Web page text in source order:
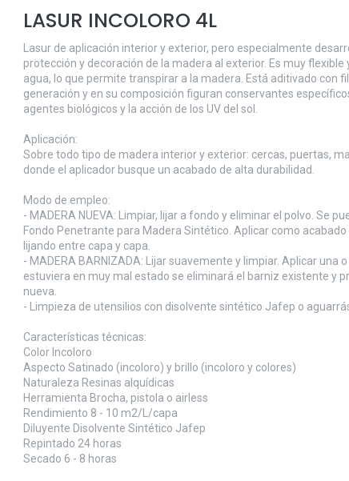
LASUR INCOLORO 4L
Lasur de aplicación interior y exterior, pero especialmente
protección y decoración de la madera al exterior. Es muy flexible
agua, lo que permite transpirar a la madera. Está aditivado con
generación y en su composición figuran conservantes
agentes biológicos y la acción de los UV del sol.
Aplicación:
Sobre todo tipo de madera interior y exterior: cercas, puertas,
donde el aplicador busque un acabado de alta durabilidad.
Modo de empleo:
- MADERA NUEVA: Limpiar, lijar a fondo y eliminar el polvo. Se
Fondo Penetrante para Madera Sintético. Aplicar como
lijando entre capa y capa.
- MADERA BARNIZADA: Lijar suavemente y limpiar. Aplicar una
estuviera en muy mal estado se eliminará el barniz existente y
nueva.
- Limpieza de utensilios con disolvente sintético Jafep o
Características técnicas:
Color Incoloro
Aspecto Satinado (incoloro) y brillo (incoloro y colores)
Naturaleza Resinas alquídicas
Herramienta Brocha, pistola o airless
Rendimiento 8 - 10 m2/L/capa
Diluyente Disolvente Sintético Jafep
Repintado 24 horas
Secado 6 - 8 horas